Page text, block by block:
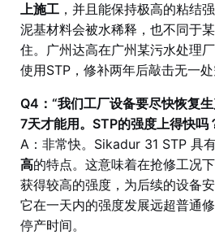
上施工，并且能保持极高的粘结
泥基材料会被水稀释，也不同于
住。广州达高在广州某污水处理
使用STP，修补两年后敲击无一处
Q4：“我们工厂设备要尽快恢复
7天才能用。STP的强度上得快吗
A：非常快。Sikadur 31 STP 具
高的特点。这意味着在抢修工况
获得较高的强度，为后续的设备
它在一天内的强度发展远超普通
停产时间。